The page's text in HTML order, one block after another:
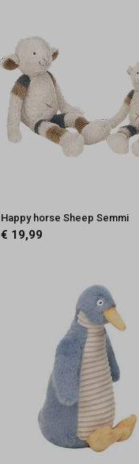
Happy horse Sheep Semmi
€ 19,99